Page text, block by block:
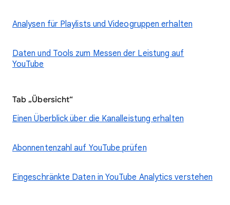
Analysen für Playlists und Videogruppen erhalten
Daten und Tools zum Messen der Leistung auf
YouTube
Tab „Übersicht“
Einen Überblick über die Kanalleistung erhalten
Abonnentenzahl auf YouTube prüfen
Eingeschränkte Daten in YouTube Analytics verstehen